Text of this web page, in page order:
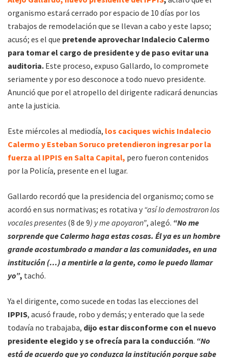
organismo estará cerrado por espacio de 10 días por los
trabajos de remodelación que se llevan a cabo y este lapso;
acusó; es el que pretende aprovechar Indalecio Calermo
para tomar el cargo de presidente y de paso evitar una
auditoria. Este proceso, expuso Gallardo, lo compromete
seriamente y por eso desconoce a todo nuevo presidente.
Anunció que por el atropello del dirigente radicará denuncias
ante la justicia.
Este miércoles al mediodía, los caciques wichis Indalecio
Calermo y Esteban Soruco pretendieron ingresar por la
fuerza al IPPIS en Salta Capital, pero fueron contenidos
por la Policía, presente en el lugar.
Gallardo recordó que la presidencia del organismo; como se
acordó en sus normativas; es rotativa y “así lo demostraron los
vocales presentes (8 de 9) y me apoyaron”, alegó. “No me
sorprende que Calermo haga estas cosas. Él ya es un hombre
grande acostumbrado a mandar a las comunidades, en una
institución (…) a mentirle a la gente, como le puedo llamar
yo”, tachó.
Ya el dirigente, como sucede en todas las elecciones del
IPPIS, acusó fraude, robo y demás; y enterado que la sede
todavía no trabajaba, dijo estar disconforme con el nuevo
presidente elegido y se ofrecía para la conducción. “No
está de acuerdo que yo conduzca la institución porque sabe